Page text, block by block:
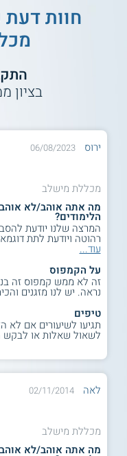
חוות
בציון
ירוס 06/08/2023
מכללת מישלב
מה אתה אוהב/לא
הלימודים?
המרצה שלנו יודעת
רהוטה ויודעת לתת
עוד...
על הקמפוס
זה לא ממש קמפוס זה
נראה. יש לנו מזגנים
טיפים
תגיעו לשיעורים אם
לשאול שאלות או לבקש
לאה 02/11/2014
מכללת מישלב
מה אתה אוהב/לא